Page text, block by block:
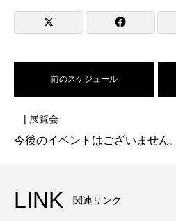
前のスケジュール
| 展覧会
今後のイベントはございません。
LINK 関連リンク